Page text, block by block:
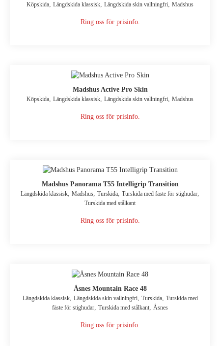
Köpskida Längdskida klassisk Längdskida skin vallningfri Madshus
Ring oss för prisinfo.
Madshus Active Pro Skin
Köpskida, Längdskida klassisk, Längdskida skin vallningfri, Madshus
Ring oss för prisinfo.
Madshus Panorama T55 Intelligrip Transition
Längdskida klassisk, Madshus, Turskida, Turskida med fäste för stighudar,
Turskida med stålkant
Ring oss för prisinfo.
Åsnes Mountain Race 48
Längdskida klassisk, Längdskida skin vallningfri, Turskida, Turskida med
fäste för stighudar Turskida med stålkant Åsnes
Ring oss för prisinfo.